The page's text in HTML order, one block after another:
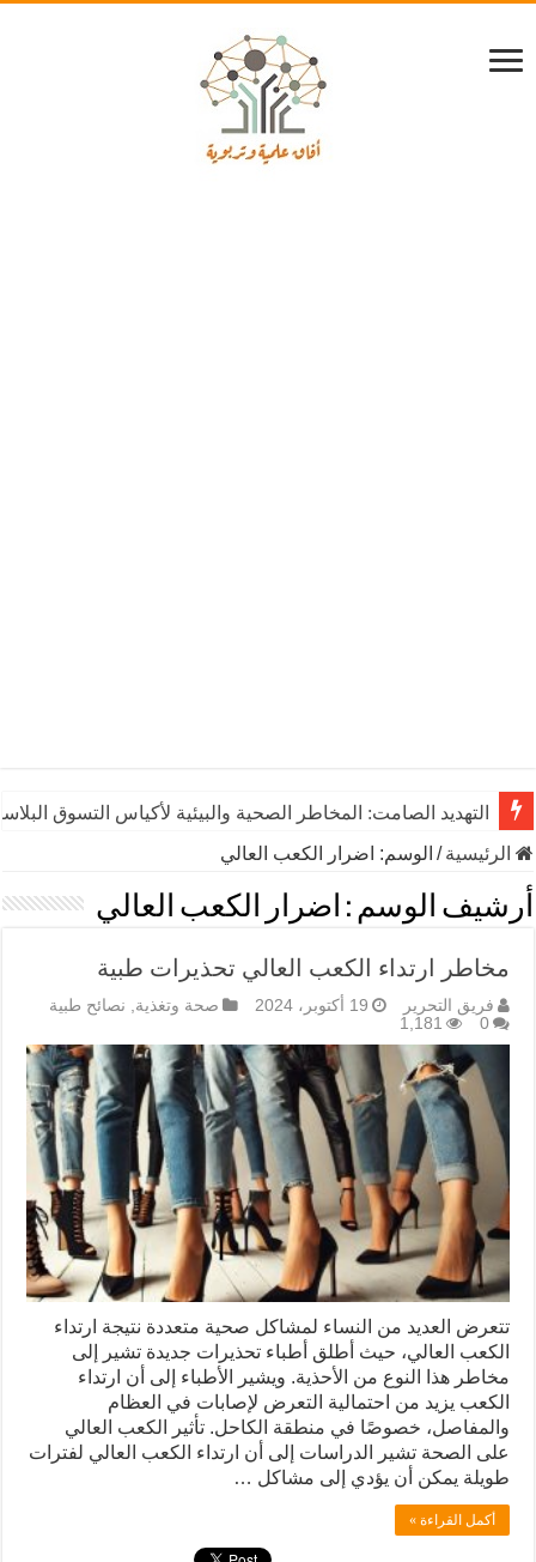
التهديد الصامت: المخاطر الصحية والبيئية لأكياس التسوق
الرئيسية/ الوسم: اضرار الكعب العالي
أرشيف الوسم : اضرار الكعب العالي
مخاطر ارتداء الكعب العالي تحذيرات طبية
فريق التحرير 19 أكتوبر، 2024 صحة وتغذية, نصائح طبية
0
1,181
تتعرض العديد من النساء لمشاكل صحية متعددة نتيجة ارتداء
الكعب العالي، حيث أطلق أطباء تحذيرات جديدة تشير إلى
مخاطر هذا النوع من الأحذية. ويشير الأطباء إلى أن ارتداء
الكعب يزيد من احتمالية التعرض لإصابات في العظام
والمفاصل، خصوصًا في منطقة الكاحل. تأثير الكعب العالي
على الصحة تشير الدراسات إلى أن ارتداء الكعب العالي لفترات
طويلة يمكن أن يؤدي إلى مشاكل …
أكمل القراءة »